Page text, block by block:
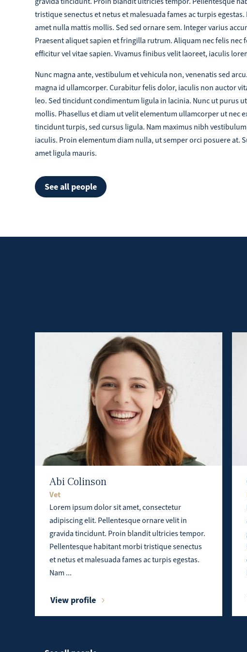
tristique senectus et netus et malesuada fames ac turpis egestas.
amet nulla mattis mollis. Sed sed ornare sem. Integer varius
Praesent aliquet sapien et fringilla rutrum. Aliquam nec felis nec
efficitur vel vitae sapien. Vivamus finibus velit laoreet, iaculis
Nunc magna ante, vestibulum et vehicula non, venenatis sed
magna id ullamcorper. Curabitur felis dolor, iaculis non auctor
leo. Sed tincidunt condimentum ligula in lacinia. Nunc ut purus
mollis. Phasellus et diam ut velit elementum ullamcorper ut nec
tincidunt turpis, sed cursus ligula. Nam maximus nibh
iaculis. Proin elementum diam nulla, ut semper orci posuere at.
amet ligula mauris.
See all people
Abi Colinson
Vet
Lorem ipsum dolor sit amet, consectetur
adipiscing elit. Pellentesque ornare velit in
gravida tincidunt. Proin blandit ultricies tempor.
Pellentesque habitant morbi tristique senectus
et netus et malesuada fames ac turpis egestas.
Nam ...
View profile